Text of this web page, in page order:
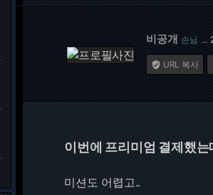
비공개 손님 …
 URL 복사
이번에 프리미엄 결제했
미션도 어렵고..